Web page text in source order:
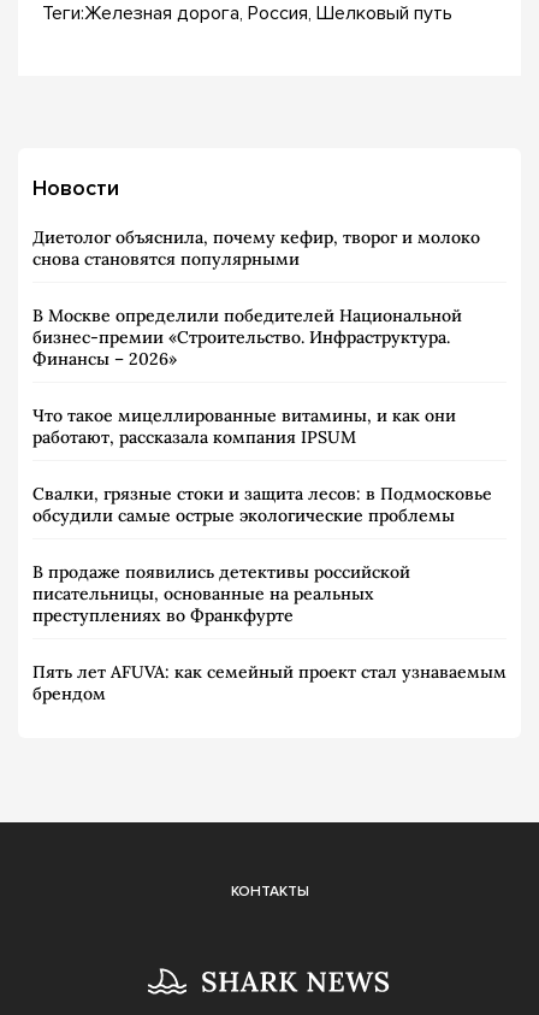
Теги:Железная дорога, Россия, Шелковый путь
Новости
Диетолог объяснила, почему кефир, творог и молоко
снова становятся популярными
В Москве определили победителей Национальной
бизнес-премии «Строительство. Инфраструктура.
Финансы – 2026»
Что такое мицеллированные витамины, и как они
работают, рассказала компания IPSUM
Свалки, грязные стоки и защита лесов: в Подмосковье
обсудили самые острые экологические проблемы
В продаже появились детективы российской
писательницы, основанные на реальных
преступлениях во Франкфурте
Пять лет AFUVA: как семейный проект стал узнаваемым
брендом
КОНТАКТЫ